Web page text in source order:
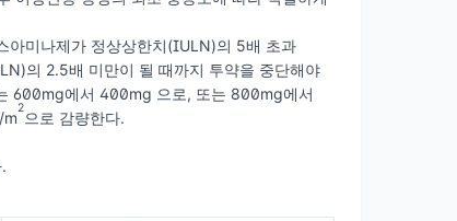
미나제가 정상상한치(IULN)의 5배 초과
의 2.5배 미만이 될 때까지 투약을 중단해야
600mg에서 400mg 으로, 또는 800mg에서
m
2
으로 감량한다.